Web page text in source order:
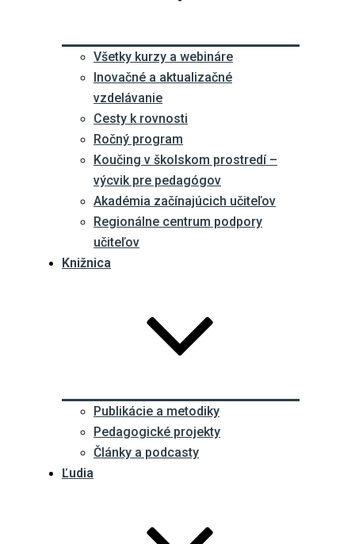
Všetky kurzy a webináre
Inovačné a aktualizačné
vzdelávanie
Cesty k rovnosti
Ročný program
Koučing v školskom prostredí –
výcvik pre pedagógov
Akadémia začínajúcich učiteľov
Regionálne centrum podpory
učiteľov
Knižnica
Publikácie a metodiky
Pedagogické projekty
Články a podcasty
Ľudia